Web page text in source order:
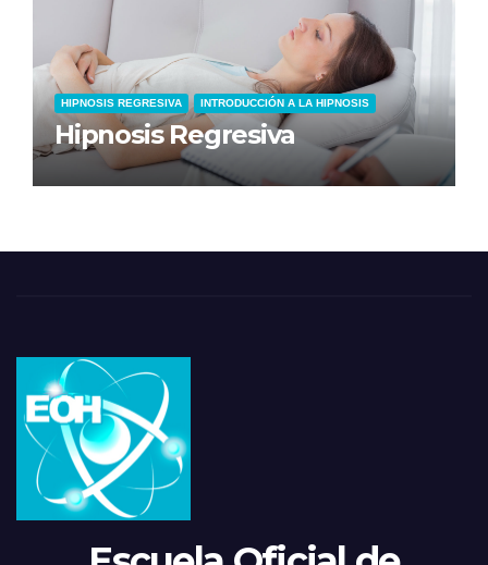
HIPNOSIS REGRESIVA INTRODUCCIÓN A LA HIPNOSIS
Hipnosis Regresiva